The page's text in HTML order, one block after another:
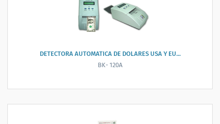
DETECTORA AUTOMATICA DE DOLARES USA Y EU...
BK- 120A